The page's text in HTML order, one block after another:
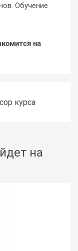
Обучение
на
курса
на